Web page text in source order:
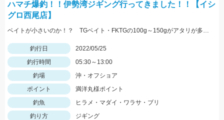
ハマチ爆釣！！伊勢湾ジギング行ってきました！！【イシ
グロ西尾店】
ベイトが小さいのか！？ TGベイト・FKTGの100g～150gがアタリが多かったです！！
釣行日
2022/05/25
釣行時間
05:30～13:00
釣場
沖・オフショア
ポイント
満洋丸様ポイント
釣魚
ヒラメ・マダイ・ワラサ・ブリ
釣り方
ジギング